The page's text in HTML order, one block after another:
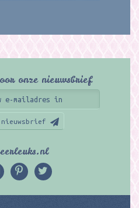
onze nieuwsbrief
nieuwsbrief